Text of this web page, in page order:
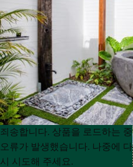
Product
List
Product
List
죄송합니다. 상품을 로드하는 중
오류가 발생했습니다. 나중에 다
시 시도해 주세요.